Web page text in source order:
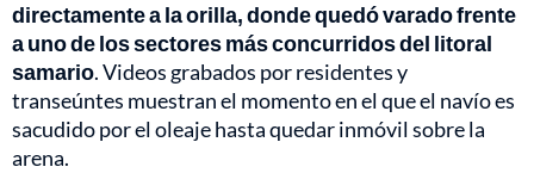
directamente a la orilla, donde quedó varado frente
a uno de los sectores más concurridos del litoral
samario. Videos grabados por residentes y
transeúntes muestran el momento en el que el navío es
sacudido por el oleaje hasta quedar inmóvil sobre la
arena.